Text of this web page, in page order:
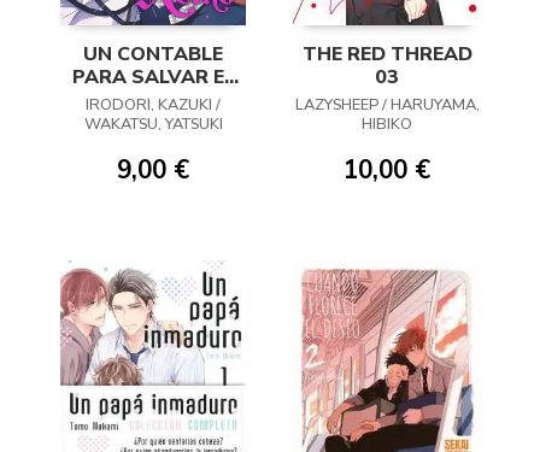
UN CONTABLE
PARA SALVAR EL
REINO 04
IRODORI, KAZUKI /
WAKATSU, YATSUKI
9,00 €
THE RED THREAD
03
LAZYSHEEP / HARUYAMA,
HIBIKO
10,00 €